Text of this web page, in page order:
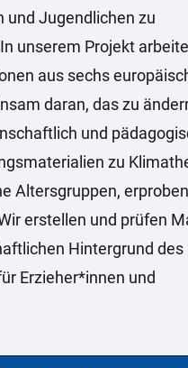
und Jugendlichen zu
unserem Projekt
aus sechs
daran, das zu
und
zu
Altersgruppen,
erstellen und prüfen
Hintergrund des
Erzieher*innen und